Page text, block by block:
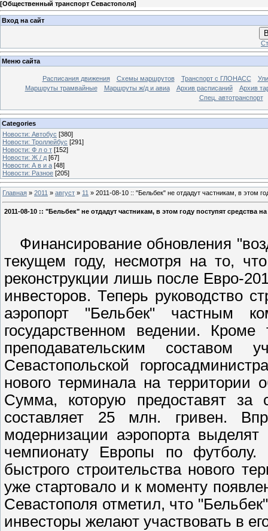
[Общественный транспорт Севастополя]
Вход на сайт
Меню сайта
Расписания движения Схемы маршрутов Транспорт с ГЛОНАСС
Маршруты трамвайные
Маршруты ж/д и авиа Архив расписаний
Архив
Спец. автотранспорт
Categories
Новости: Автобус [380]
Новости: Троллейбус [291]
Новости: Ф л о т [152]
Новости: Ж / д [67]
Новости: А в и а [48]
Новости: Разное [205]
Главная » 2011 » август » 11 » 2011-08-10 :: "Бельбек" не отдадут частникам, в этом
2011-08-10 :: "Бельбек" не отдадут частникам, в этом году поступят средства на
Финансирование обновления
текущем году, несмотря на то,
реконструкции лишь после Евро-
инвесторов. Теперь руководство
аэропорт "Бельбек" частным
государственном ведении.
преподавательским составом
Севастопольской
нового терминала на территории
Сумма, которую предоставят за
составляет 25 млн. гривен.
модернизации аэропорта
чемпионату Европы по
быстрого строительства нового
уже стартовало и к моменту
Севастополя отметил, что
инвесторы желают участвовать в